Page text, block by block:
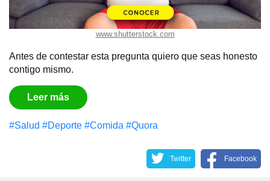
www.shutterstock.com
Antes de contestar esta pregunta quiero que seas honesto
contigo mismo.
Leer más
#Salud #Deporte #Comida #Quora
Twitter Facebook